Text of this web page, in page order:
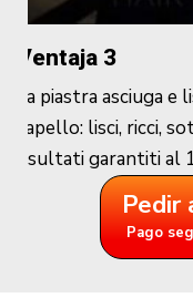
Ventaja 3
La piastra asciuga e
capello: lisci, ricci,
risultati garantiti al
Pedir
Pago